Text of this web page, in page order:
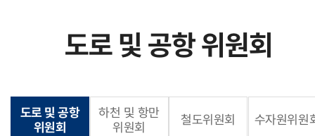
도로 및 공항 위원회
도로 및 공항
위원회
하천 및 항만
위원회
철도위원회 수자원위원